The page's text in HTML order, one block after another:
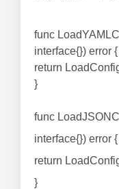
func
interface{}) error {
return
}
func
interface{}) error {
return
}